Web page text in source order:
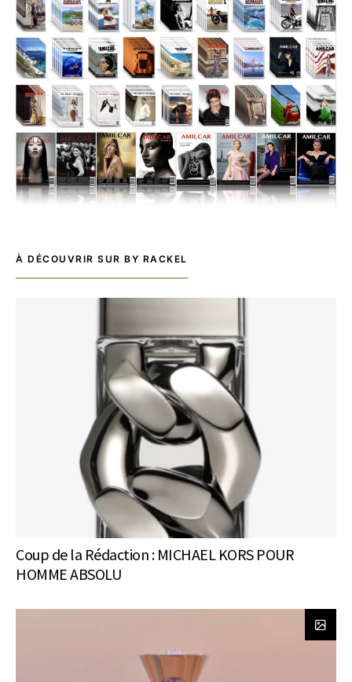
À DÉCOUVRIR SUR BY RACKEL
Coup de la Rédaction : MICHAEL KORS POUR
HOMME ABSOLU